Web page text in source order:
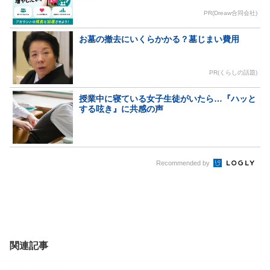
PR(Dreaw合同会社)
お墓の撤去にいくらかかる？墓じまい費用
PR(くらしの話題)
授業中に寝ている女子生徒がいたら…『ハッと
する呟き』に共感の声
Recommended by
関連記事